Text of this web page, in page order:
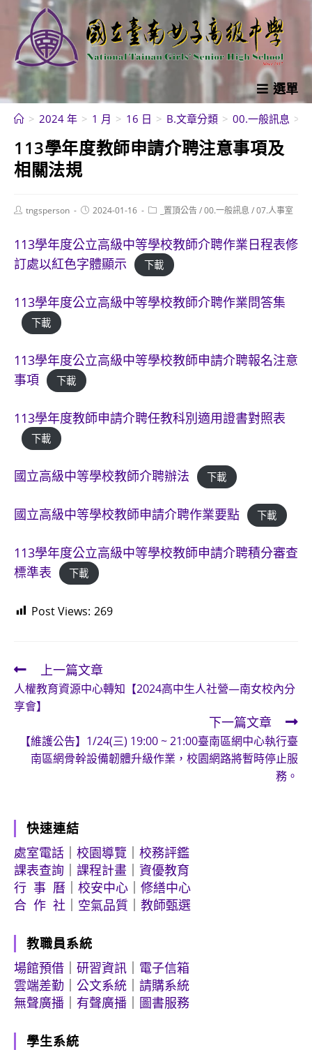
內
選單
> 2024 年 > 1 月 > 16 日 > B.文章分類 > 00.一般訊息 >
113學年度教師申請介聘注意事項及
相關法規
Posttngsperson
Post2024-01-16
Post _置頂公告/00.一般訊息 /07.人事室
113學年度公立高級中等學校教師介聘作業日程表修
訂處以紅色字體顯示
下載
113學年度公立高級中等學校教師介聘作業問答集
下載
113學年度公立高級中等學校教師申請介聘報名注意
事項
下載
113學年度教師申請介聘任教科別適用證書對照表
下載
國立高級中等學校教師介聘辦法 下載
國立高級中等學校教師申請介聘作業要點 下載
113學年度公立高級中等學校教師申請介聘積分審查
標準表
下載
Post Views: 269
Read
more
articles
上一篇文章
人權教育資源中心轉知【2024高中生人社營—南女校內分
享會】
下一篇文章
【維護公告】1/24(三) 19:00 ~ 21:00臺南區網中心執行臺
南區網骨幹設備韌體升級作業，校園網路將暫時停止服
務。
快速連結
處室電話
校園導覽
校務評鑑
課表查詢
課程計畫
資優教育
行 事 曆
校安中心
修繕中心
合 作 社
空氣品質 教師甄選
教職員系統
場館預借
研習資訊
電子信箱
雲端差勤
公文系統
請購系統
無聲廣播
有聲廣播 圖書服務
學生系統